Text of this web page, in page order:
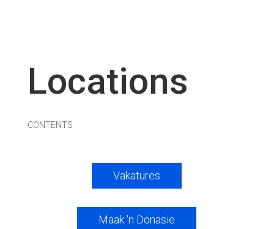
Locations
CONTENTS
Vakatures
Maak 'n Donasie